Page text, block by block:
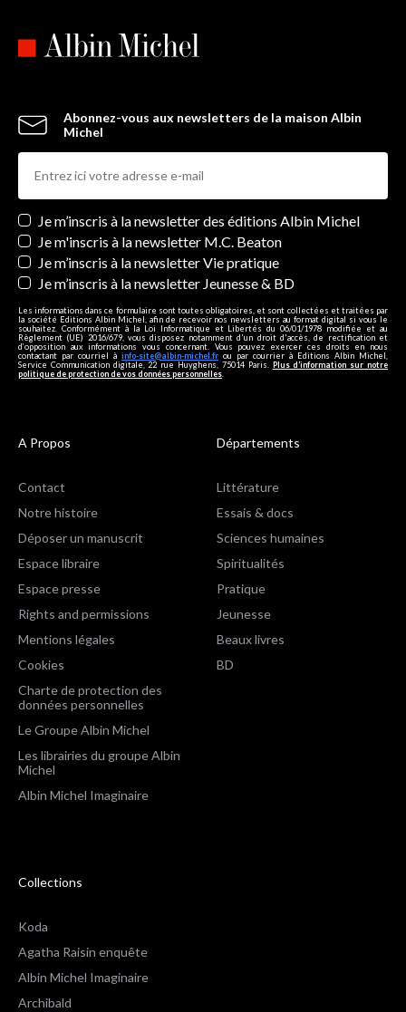
Abonnez-vous aux newsletters de la maison Albin
Michel
Newsletters
Je m’inscris à la newsletter des éditions Albin Michel
Je m'inscris à la newsletter M.C. Beaton
Je m’inscris à la newsletter Vie pratique
Je m’inscris à la newsletter Jeunesse & BD
Les informations dans ce formulaire sont toutes obligatoires, et sont collectées et traitées par
la société Editions Albin Michel, afin de recevoir nos newsletters au format digital si vous le
souhaitez. Conformément à la Loi Informatique et Libertés du 06/01/1978 modifiée et au
Règlement (UE) 2016/679, vous disposez notamment d'un droit d'accès, de rectification et
d’opposition aux informations vous concernant. Vous pouvez exercer ces droits en nous
contactant par courriel à info-site@albin-michel.fr ou par courrier à Editions Albin Michel,
Service Communication digitale, 22 rue Huyghens, 75014 Paris. Plus d’information sur notre
politique de protection de vos données personnelles
A Propos
Contact
Notre histoire
Déposer un manuscrit
Espace libraire
Espace presse
Rights and permissions
Mentions légales
Cookies
Charte de protection des
données personnelles
Le Groupe Albin Michel
Les librairies du groupe Albin
Michel
Albin Michel Imaginaire
Départements
Littérature
Essais & docs
Sciences humaines
Spiritualités
Pratique
Jeunesse
Beaux livres
BD
Collections
Koda
Agatha Raisin enquête
Albin Michel Imaginaire
Archibald